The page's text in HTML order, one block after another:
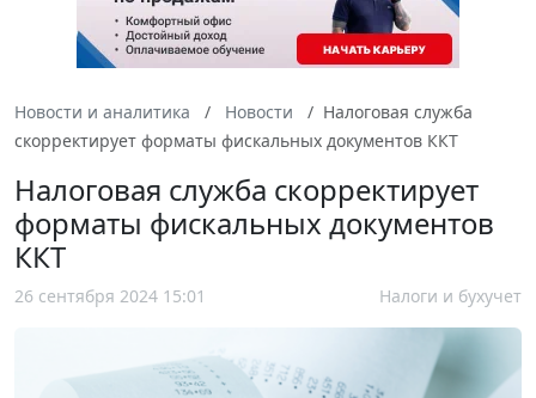
Новости и аналитика Новости
Налоговая служба
скорректирует форматы фискальных документов ККТ
Налоговая служба скорректирует
форматы фискальных документов
ККТ
26 сентября 2024 15:01 Налоги и бухучет